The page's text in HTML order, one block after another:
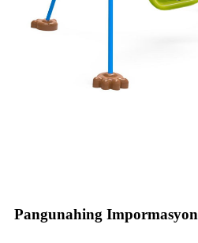
Pangunahing Impormasyon